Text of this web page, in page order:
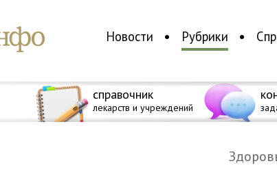
Новости Рубрики
справочник
лекарств и учреждений